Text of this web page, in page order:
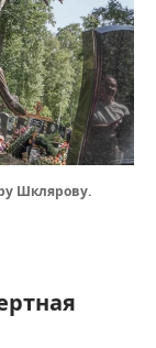
Шклярову.